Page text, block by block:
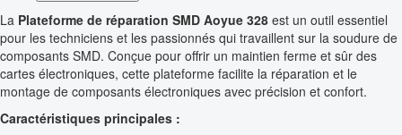
La Plateforme de réparation SMD Aoyue 328 est un outil essentiel
pour les techniciens et les passionnés qui travaillent sur la soudure de
composants SMD. Conçue pour offrir un maintien ferme et sûr des
cartes électroniques, cette plateforme facilite la réparation et le
montage de composants électroniques avec précision et confort.
Caractéristiques principales :